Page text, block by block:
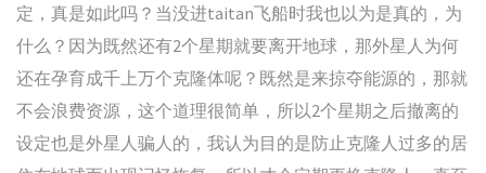
定，真是如此吗？当没进taitan飞船时我也以为是真的，为
什么？因为既然还有2个星期就要离开地球，那外星人为何
还在孕育成千上万个克隆体呢？既然是来掠夺能源的，那就
不会浪费资源，这个道理很简单，所以2个星期之后撤离的
设定也是外星人骗人的，我认为目的是防止克隆人过多的居